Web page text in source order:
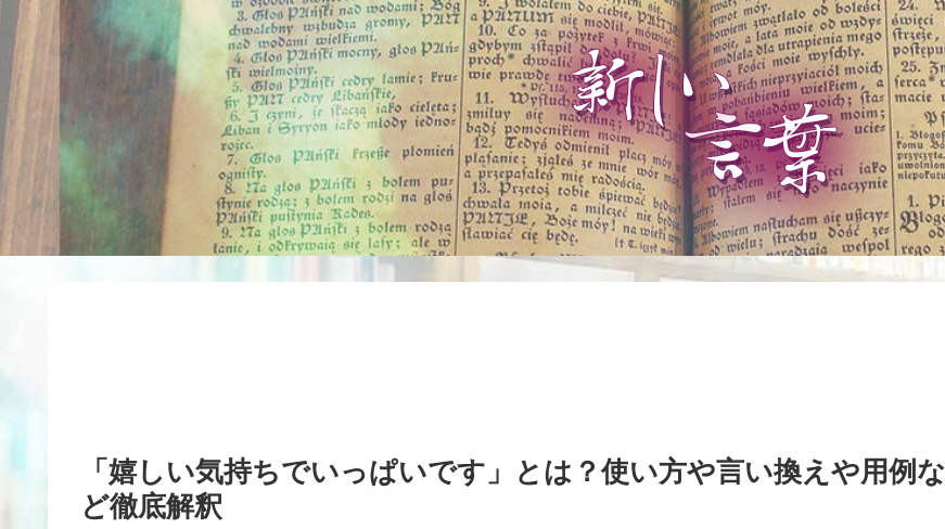
「嬉しい気持ちでいっぱいです」とは？使い方や言い換えや用例な
ど徹底解釈